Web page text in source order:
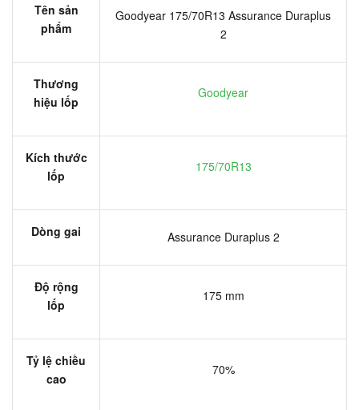
Tên sản
phẩm
Goodyear 175/70R13 Assurance Duraplus
2
Thương
hiệu lốp
Goodyear
Kích thước
lốp
175/70R13
Dòng gai Assurance Duraplus 2
Độ rộng
lốp
175 mm
Tỷ lệ chiều
cao
70%